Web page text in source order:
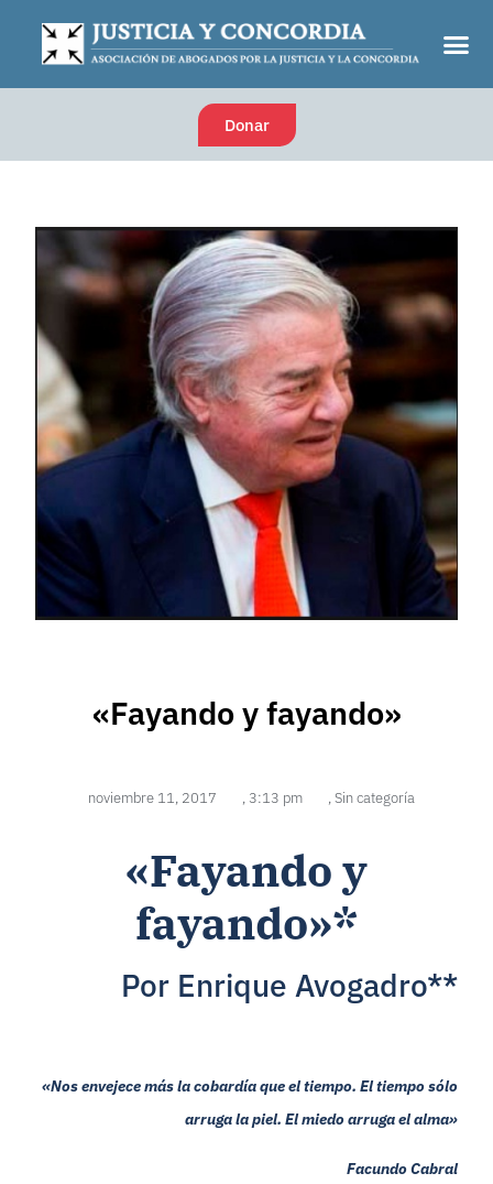
Donar
«Fayando y fayando»
noviembre 11, 2017 , 3:13 pm , Sin categoría
«Fayando y
fayando»*
Por Enrique Avogadro**
«Nos envejece más la cobardía que el tiempo. El tiempo sólo
arruga la piel. El miedo arruga el alma»
Facundo Cabral